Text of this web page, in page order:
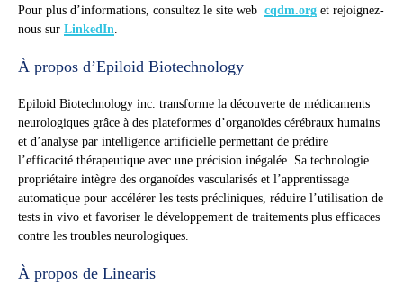
Pour plus d’informations, consultez le site web cqdm.org et rejoignez-
nous sur LinkedIn.
À propos d’Epiloid Biotechnology
Epiloid Biotechnology inc. transforme la découverte de médicaments
neurologiques grâce à des plateformes d’organoïdes cérébraux humains
et d’analyse par intelligence artificielle permettant de prédire
l’efficacité thérapeutique avec une précision inégalée. Sa technologie
propriétaire intègre des organoïdes vascularisés et l’apprentissage
automatique pour accélérer les tests précliniques, réduire l’utilisation de
tests in vivo et favoriser le développement de traitements plus efficaces
contre les troubles neurologiques.
À propos de Linearis